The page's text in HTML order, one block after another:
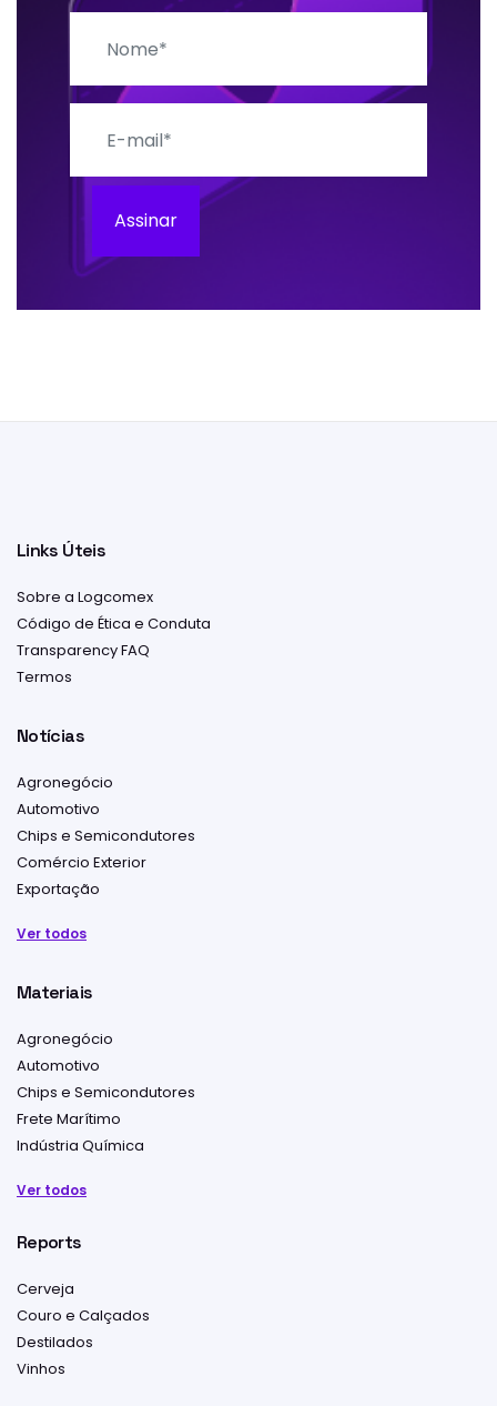
Assinar
Links Úteis
Sobre a Logcomex
Código de Ética e Conduta
Transparency FAQ
Termos
Notícias
Agronegócio
Automotivo
Chips e Semicondutores
Comércio Exterior
Exportação
Ver todos
Materiais
Agronegócio
Automotivo
Chips e Semicondutores
Frete Marítimo
Indústria Química
Ver todos
Reports
Cerveja
Couro e Calçados
Destilados
Vinhos